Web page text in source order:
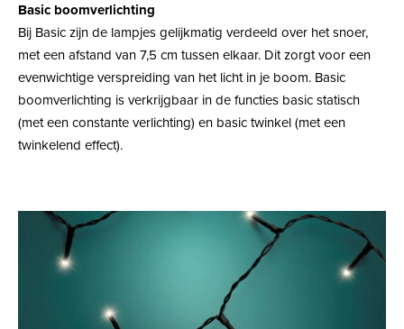
Basic boomverlichting
Bij Basic zijn de lampjes gelijkmatig verdeeld over het snoer,
met een afstand van 7,5 cm tussen elkaar. Dit zorgt voor een
evenwichtige verspreiding van het licht in je boom. Basic
boomverlichting is verkrijgbaar in de functies basic statisch
(met een constante verlichting) en basic twinkel (met een
twinkelend effect).